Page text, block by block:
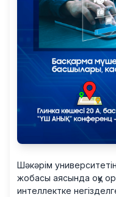
Шәкәрім
жобасы аясында оқу
интеллектке